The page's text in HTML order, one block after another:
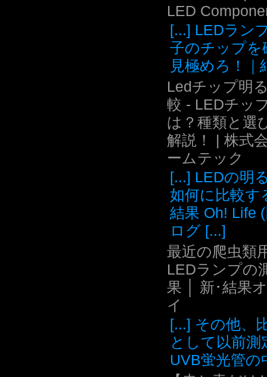
LED
[...] LEDラン
子のチップを
見極めろ！｜
Ledチップ明
較 - LEDチッ
は？種類と選
解説！ | 株式
ームテック
[...] LEDの明
如何に比較す
結果 Oh! Life
ログ [...]
最近の爬虫類
LEDランプの
果 │ 新･結果
イ
[...] その他、
として以前測
UVB蛍光管の